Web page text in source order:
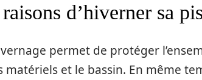
d’hiverner sa
permet de protéger
et le bassin. En même